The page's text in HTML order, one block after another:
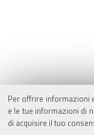
Per offrire informazioni
e le tue informazioni di
di acquisire il tuo